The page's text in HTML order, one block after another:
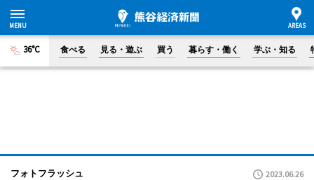
36°C 食べる 見る・遊ぶ 買う 暮らす・働く 学ぶ・知る
フォトフラッシュ 2023.06.26